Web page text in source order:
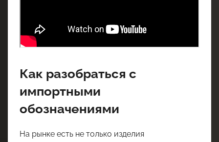
Как разобраться с
импортными
обозначениями
На рынке есть не только изделия